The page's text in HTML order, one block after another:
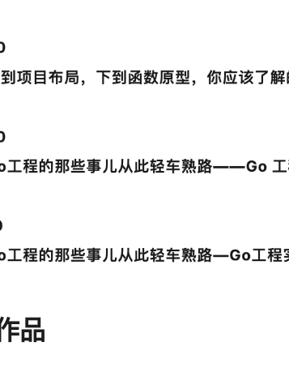
品